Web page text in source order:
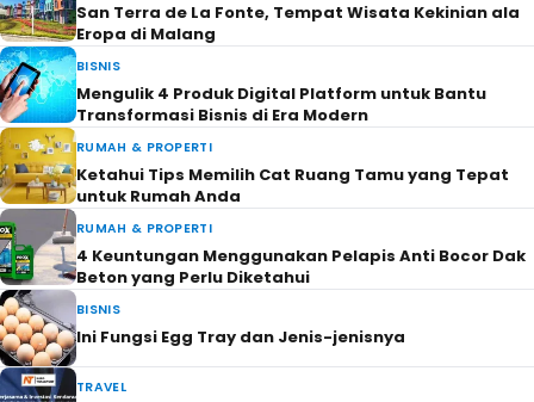
San Terra de La Fonte, Tempat Wisata Kekinian ala
Eropa di Malang
BISNIS
Mengulik 4 Produk Digital Platform untuk Bantu
Transformasi Bisnis di Era Modern
RUMAH & PROPERTI
Ketahui Tips Memilih Cat Ruang Tamu yang Tepat
untuk Rumah Anda
RUMAH & PROPERTI
4 Keuntungan Menggunakan Pelapis Anti Bocor Dak
Beton yang Perlu Diketahui
BISNIS
Ini Fungsi Egg Tray dan Jenis-jenisnya
TRAVEL